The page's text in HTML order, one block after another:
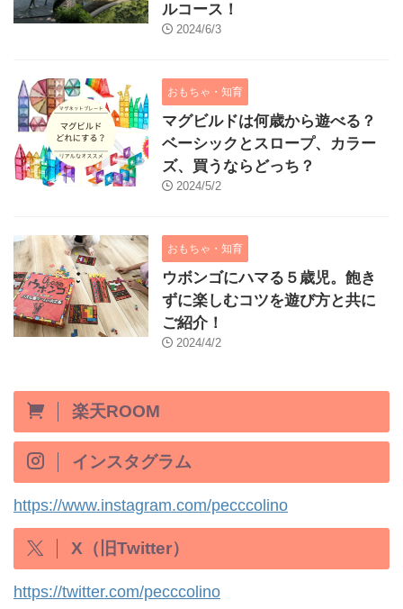
ルコース！
2024/6/3
おもちゃ・知育
マグビルドは何歳から遊べる？
ベーシックとスロープ、カラー
ズ、買うならどっち？
2024/5/2
おもちゃ・知育
ウボンゴにハマる５歳児。飽き
ずに楽しむコツを遊び方と共に
ご紹介！
2024/4/2
楽天ROOM
インスタグラム
https://www.instagram.com/pecccolino
X（旧Twitter）
https://twitter.com/pecccolino